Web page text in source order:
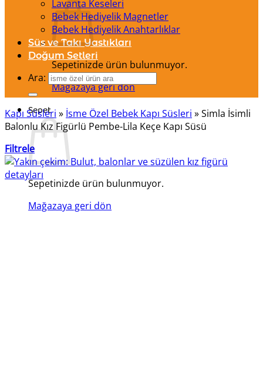
Sepetinizde ürün bulunmuyor.
Mağazaya geri dön
Sepet
Sepetinizde ürün bulunmuyor.
Mağazaya geri dön
Lavanta Keseleri
Bebek Hediyelik Magnetler
Bebek Hediyelik Anahtarlıklar
Süs ve Takı Yastıkları
Doğum Setleri
Ara:
Kapı Süsleri » İsme Özel Bebek Kapı Süsleri »Simla İsimli
Balonlu Kız Figürlü Pembe-Lila Keçe Kapı Süsü
Filtrele